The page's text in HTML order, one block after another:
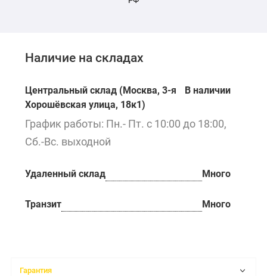
Наличие на складах
Центральный склад (Москва, 3-я
Хорошёвская улица, 18к1)
В наличии
График работы: Пн.- Пт. с 10:00 до 18:00,
Сб.-Вс. выходной
Удаленный склад Много
Транзит Много
Гарантия